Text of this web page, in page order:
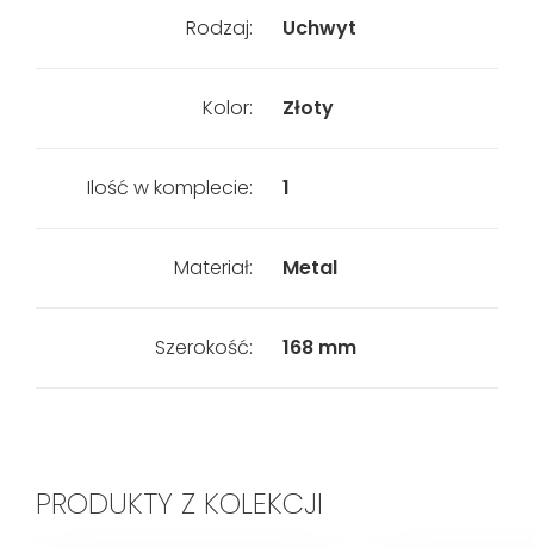
Rodzaj: Uchwyt
Kolor: Złoty
Ilość w komplecie: 1
Materiał: Metal
Szerokość: 168 mm
PRODUKTY Z KOLEKCJI